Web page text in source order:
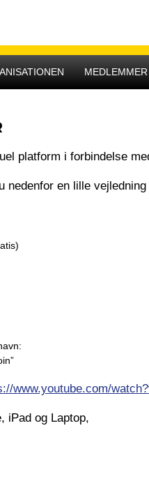
MEDLEMMER
platform i forbindelse
nedenfor en lille
www.youtube.com/
iPad og Laptop,